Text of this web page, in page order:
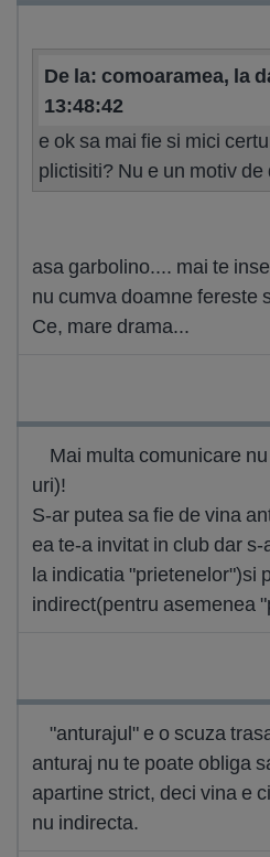
De la: comoaramea, la
13:48:42
e ok sa mai fie si mici
plictisiti? Nu e un motiv de
asa garbolino.... mai te
nu cumva doamne fereste
Ce, mare drama...
Mai multa comunicare
uri)!
S-ar putea sa fie de vina
ea te-a invitat in club dar
la indicatia "prietenelor")si
indirect(pentru asemenea
"anturajul" e o scuza
anturaj nu te poate obliga
apartine strict, deci vina e
nu indirecta.